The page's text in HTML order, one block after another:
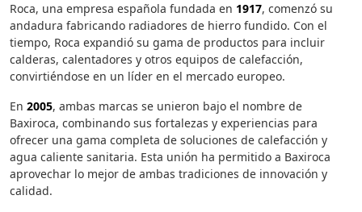
Roca, una empresa española fundada en 1917, comenzó su
andadura fabricando radiadores de hierro fundido. Con el
tiempo, Roca expandió su gama de productos para incluir
calderas, calentadores y otros equipos de calefacción,
convirtiéndose en un líder en el mercado europeo.
En 2005, ambas marcas se unieron bajo el nombre de
Baxiroca, combinando sus fortalezas y experiencias para
ofrecer una gama completa de soluciones de calefacción y
agua caliente sanitaria. Esta unión ha permitido a Baxiroca
aprovechar lo mejor de ambas tradiciones de innovación y
calidad.